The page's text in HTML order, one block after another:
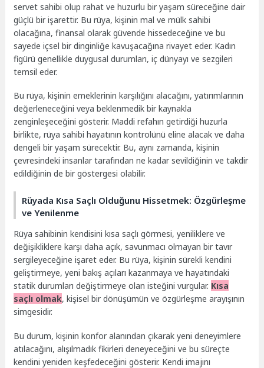
servet sahibi olup rahat ve huzurlu bir yaşam süreceğine dair
güçlü bir işarettir. Bu rüya, kişinin mal ve mülk sahibi
olacağına, finansal olarak güvende hissedeceğine ve bu
sayede içsel bir dinginliğe kavuşacağına rivayet eder. Kadın
figürü genellikle duygusal durumları, iç dünyayı ve sezgileri
temsil eder.
Bu rüya, kişinin emeklerinin karşılığını alacağını, yatırımlarının
değerleneceğini veya beklenmedik bir kaynakla
zenginleşeceğini gösterir. Maddi refahın getirdiği huzurla
birlikte, rüya sahibi hayatının kontrolünü eline alacak ve daha
dengeli bir yaşam sürecektir. Bu, aynı zamanda, kişinin
çevresindeki insanlar tarafından ne kadar sevildiğinin ve takdir
edildiğinin de bir göstergesi olabilir.
Rüyada Kısa Saçlı Olduğunu Hissetmek: Özgürleşme
ve Yenilenme
Rüya sahibinin kendisini kısa saçlı görmesi, yeniliklere ve
değişikliklere karşı daha açık, savunmacı olmayan bir tavır
sergileyeceğine işaret eder. Bu rüya, kişinin sürekli kendini
geliştirmeye, yeni bakış açıları kazanmaya ve hayatındaki
statik durumları değiştirmeye olan isteğini vurgular. Kısa
saçlı olmak, kişisel bir dönüşümün ve özgürleşme arayışının
simgesidir.
Bu durum, kişinin konfor alanından çıkarak yeni deneyimlere
atılacağını, alışılmadık fikirleri deneyeceğini ve bu süreçte
kendini yeniden keşfedeceğini gösterir. Kendi imajını